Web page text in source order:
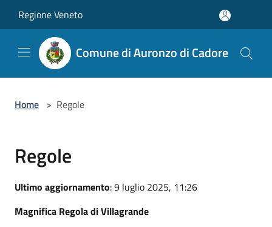
Regione Veneto
Comune di Auronzo di Cadore
Home > Regole
Regole
Ultimo aggiornamento: 9 luglio 2025, 11:26
Magnifica Regola di Villagrande